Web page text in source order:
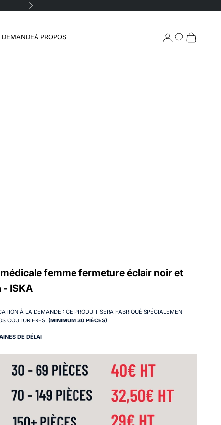
Suivant
À PROPOS Connexion
Recherche
Panier
femme fermeture éclair noir et
ISKA
À LA DEMANDE : CE PRODUIT SERA FABRIQUÉ SPÉCIALEMENT
COUTURIERES. (MINIMUM 30 PIÈCES)
DE DÉLAI